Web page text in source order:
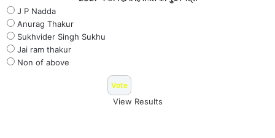
J P Nadda
Anurag Thakur
Sukhvider Singh Sukhu
Jai ram thakur
Non of above
View Results